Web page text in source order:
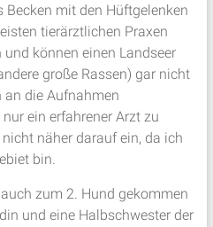
mit den Hüftgelenken
tierärztlichen Praxen
können einen Landseer
große Rassen) gar nicht
an die Aufnahmen
ein erfahrener Arzt zu
näher darauf ein, da ich
bin.
zum 2. Hund gekommen
und eine Halbschwester der